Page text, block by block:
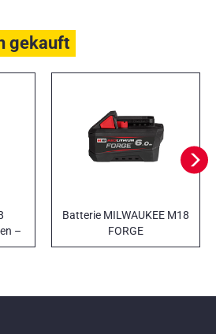
gekauft
–
Batterie MILWAUKEE M18
FORGE